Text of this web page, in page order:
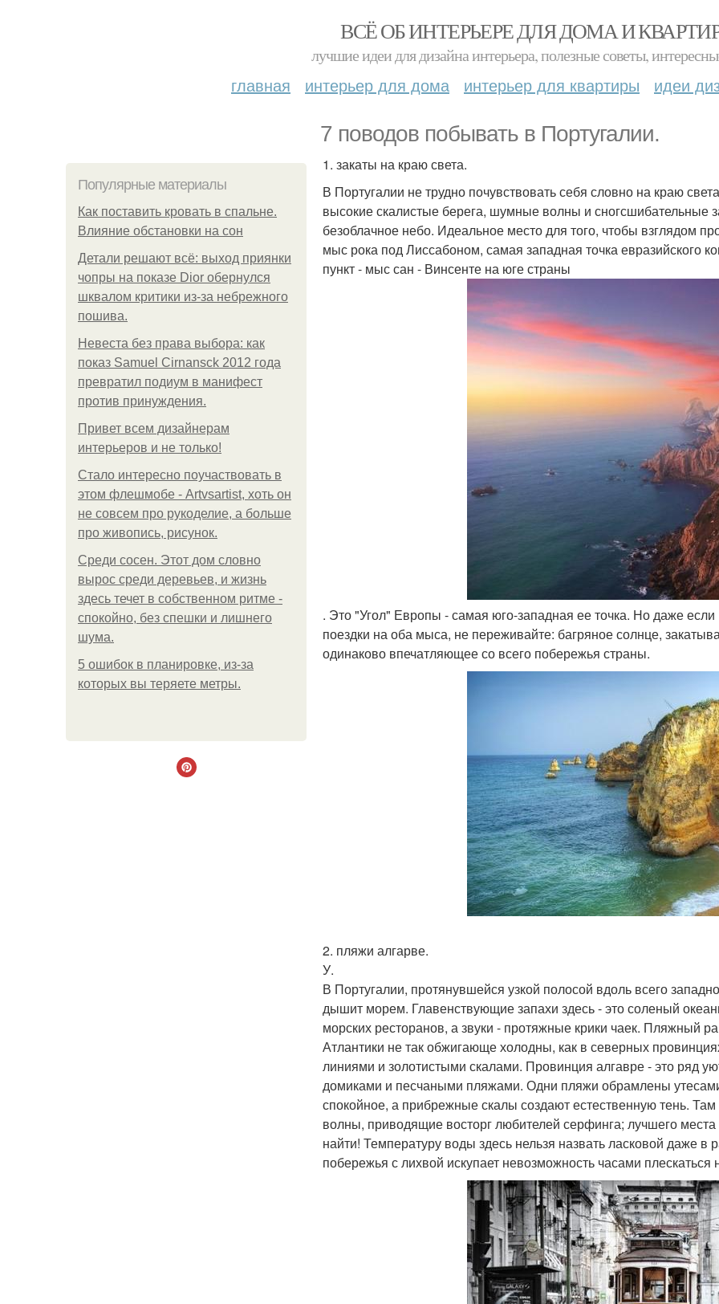
ВСЁ ОБ ИНТЕРЬЕРЕ ДЛЯ ДОМА И
лучшие идеи для дизайна интерьера, полезные советы,
главная интерьер для дома интерьер для квартиры идеи
7 поводов побывать в Португалии.
Популярные материалы
Как поставить кровать в спальне.
Влияние обстановки на сон
Детали решают всё: выход приянки
чопры на показе Dior обернулся
шквалом критики из-за небрежного
пошива.
Невеста без права выбора: как
показ Samuel Cirnansck 2012 года
превратил подиум в манифест
против принуждения.
Привет всем дизайнерам
интерьеров и не только!
Стало интересно поучаствовать в
этом флешмобе - Artvsartist, хоть он
не совсем про рукоделие, а больше
про живопись, рисунок.
Среди сосен. Этот дом словно
вырос среди деревьев, и жизнь
здесь течет в собственном ритме -
спокойно, без спешки и лишнего
шума.
5 ошибок в планировке, из-за
которых вы теряете метры.
1. закаты на краю света.
В Португалии не трудно почувствовать себя словно на краю
высокие скалистые берега, шумные волны и сногсшибательные
безоблачное небо. Идеальное место для того, чтобы взглядом
мыс рока под Лиссабоном, самая западная точка евразийского
пункт - мыс сан - Винсенте на юге страны
. Это "Угол" Европы - самая юго-западная ее точка. Но даже
поездки на оба мыса, не переживайте: багряное солнце,
одинаково впечатляющее со всего побережья страны.
2. пляжи алгарве.
У.
В Португалии, протянувшейся узкой полосой вдоль всего
дышит морем. Главенствующие запахи здесь - это соленый
морских ресторанов, а звуки - протяжные крики чаек. Пляжный
Атлантики не так обжигающе холодны, как в северных
линиями и золотистыми скалами. Провинция алгавре - это ряд
домиками и песчаными пляжами. Одни пляжи обрамлены
спокойное, а прибрежные скалы создают естественную тень.
волны, приводящие восторг любителей серфинга; лучшего
найти! Температуру воды здесь нельзя назвать ласковой даже в
побережья с лихвой искупает невозможность часами плескаться